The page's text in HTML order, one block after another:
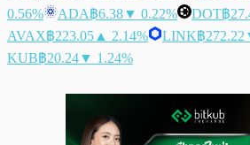
0.56%
ADA฿6.38▼ 0.22% DOT฿
AVAX฿223.05 ▲ 2.14% LINK฿272.22
KUB฿20.24▼ 1.24%